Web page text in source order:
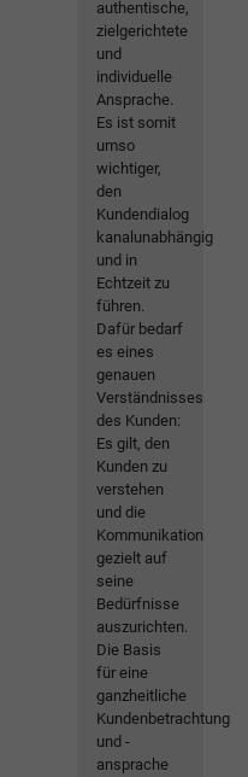
authentische,
zielgerichtete
und
individuelle
Ansprache.
Es ist somit
umso
wichtiger,
den
Kundendialog
kanalunabhängig
und in
Echtzeit zu
führen.
Dafür bedarf
es eines
genauen
Verständnisses
des Kunden:
Es gilt, den
Kunden zu
verstehen
und die
Kommunikation
gezielt auf
seine
Bedürfnisse
auszurichten.
Die Basis
für eine
ganzheitliche
Kundenbetrachtung
und -
ansprache